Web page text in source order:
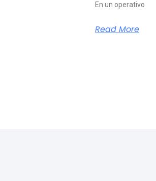
En un operativo
Read More